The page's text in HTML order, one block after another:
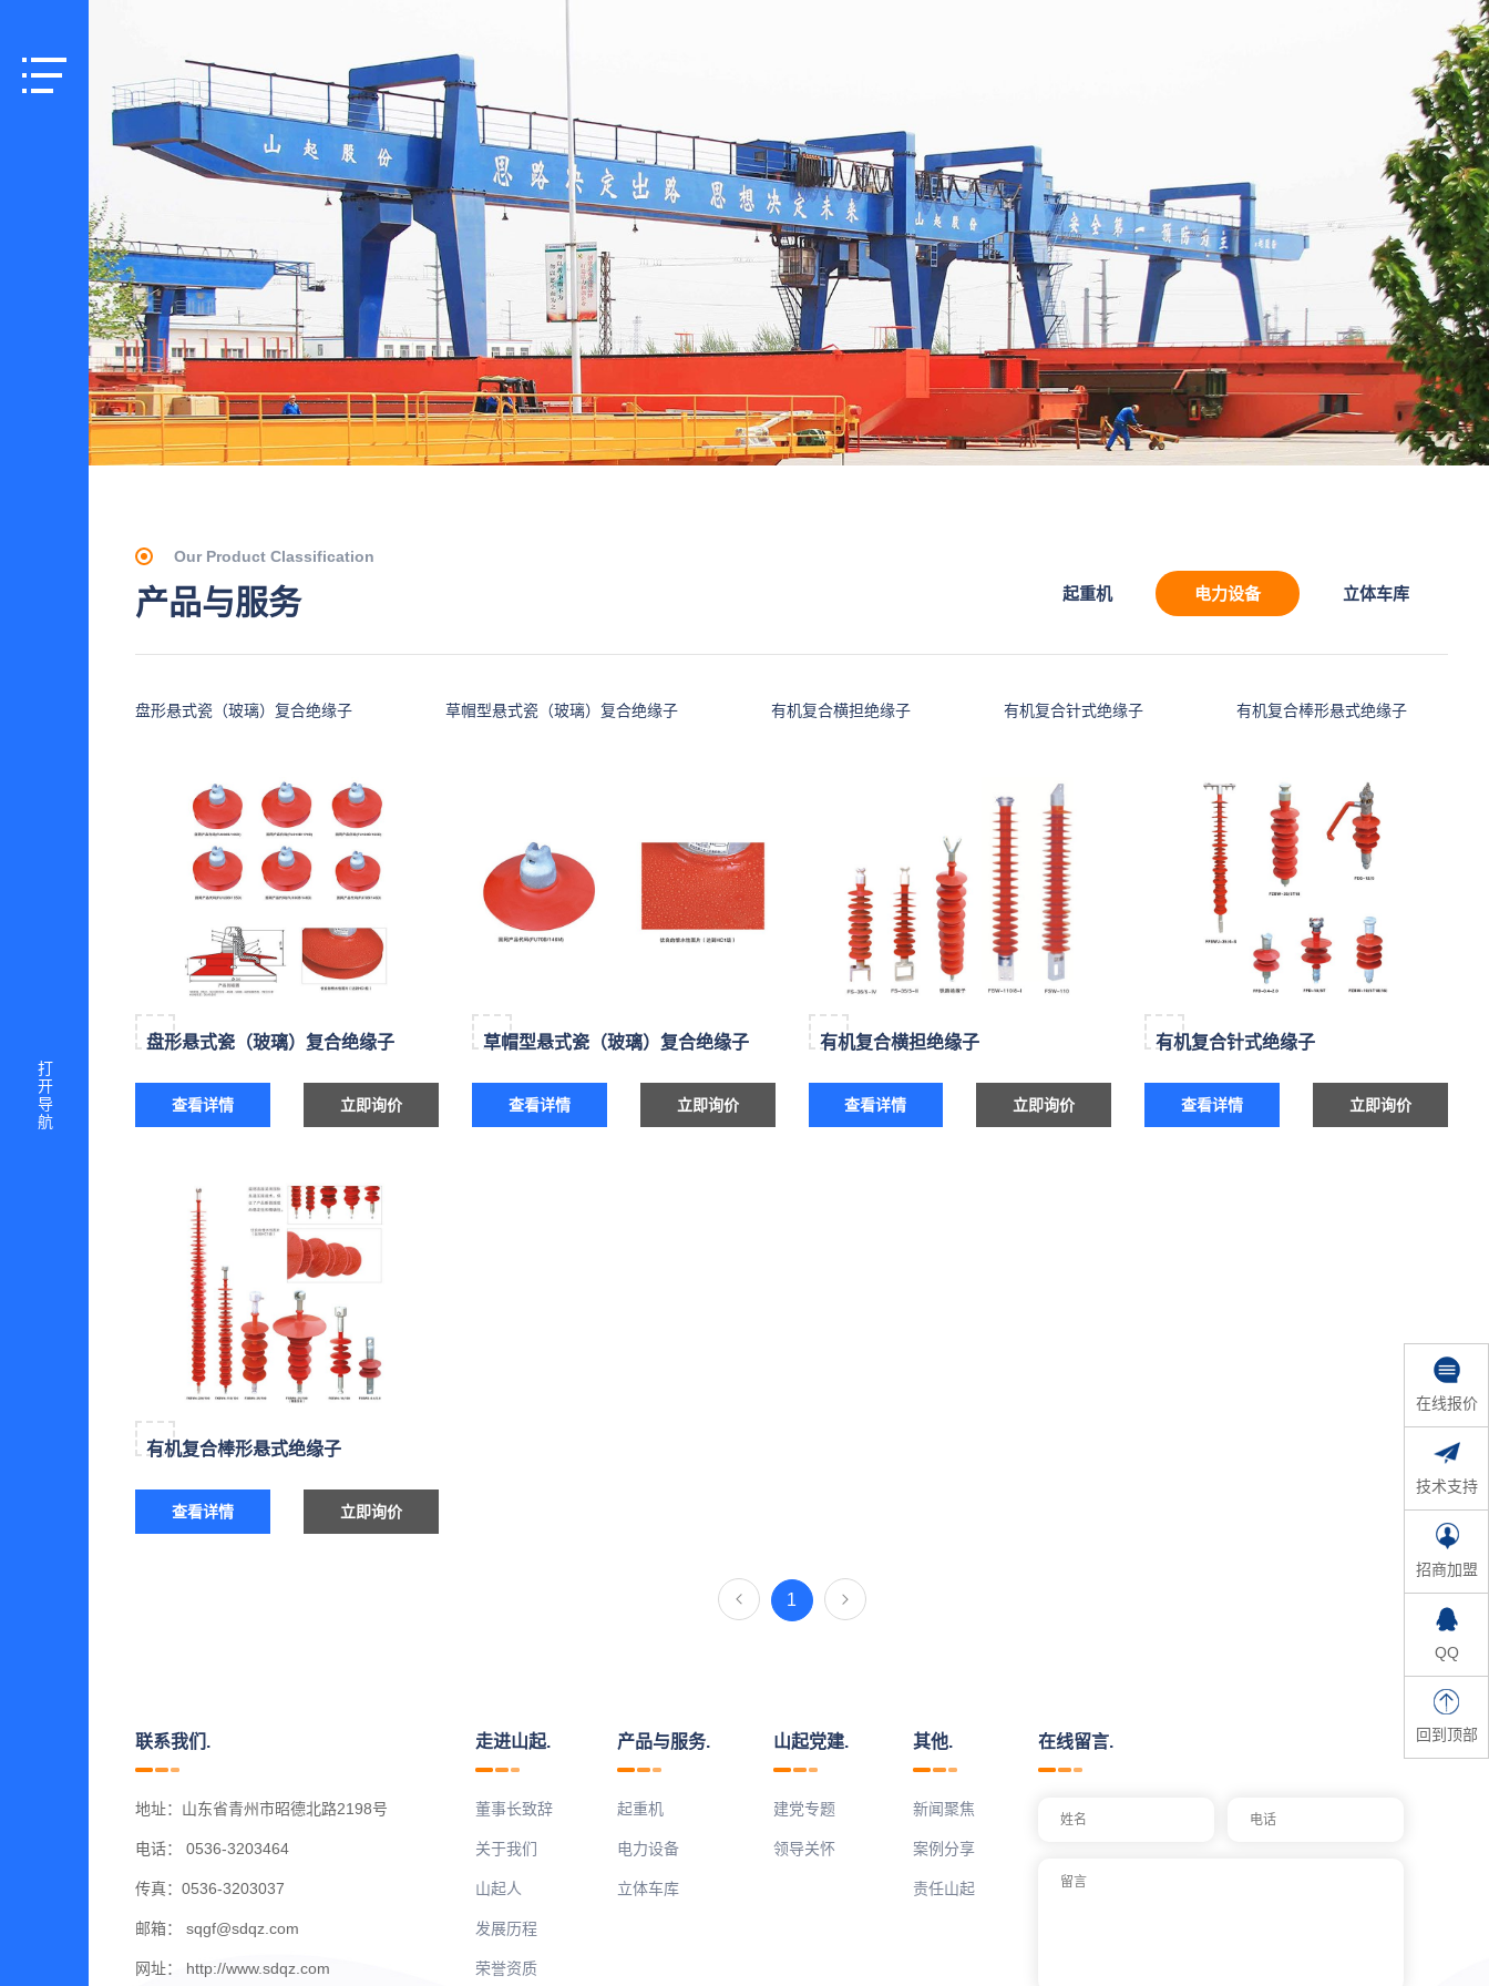
打开导航
Our Product Classification
产品与服务 起重机 电力设备 立体车库
盘形悬式瓷（玻璃）复合绝缘子 草帽型悬式瓷（玻璃）复合绝缘子 有机复合横担绝缘子 有机复合针式绝缘子 有机复合棒形悬式绝缘子
盘形悬式瓷（玻璃）复合绝缘子
查看详情 立即询价
草帽型悬式瓷（玻璃）复合绝缘子
查看详情 立即询价
有机复合横担绝缘子
查看详情 立即询价
有机复合针式绝缘子
查看详情 立即询价
有机复合棒形悬式绝缘子
查看详情 立即询价
1
在线报价
技术支持
招商加盟
QQ
回到顶部
联系我们.
地址：山东省青州市昭德北路2198号
电话： 0536-3203464
传真：0536-3203037
邮箱： sqgf@sdqz.com
网址： http://www.sdqz.com
走进山起.
董事长致辞
关于我们
山起人
发展历程
荣誉资质
产品与服务.
起重机
电力设备
立体车库
山起党建.
建党专题
领导关怀
其他.
新闻聚焦
案例分享
责任山起
在线留言.